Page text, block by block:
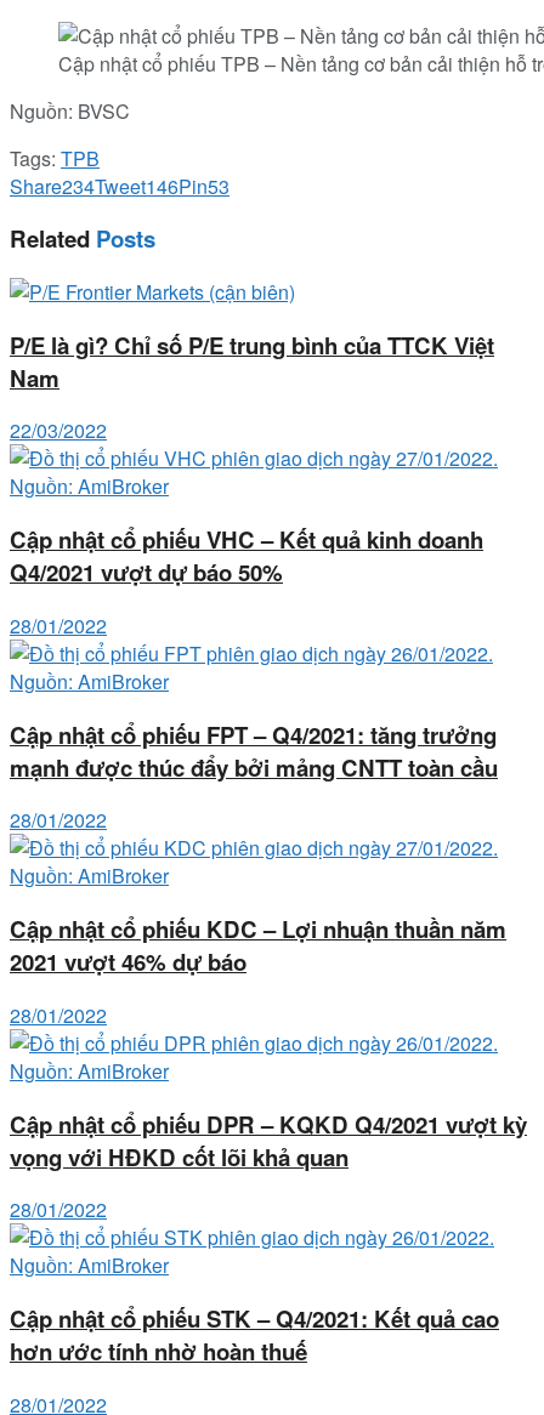
Cập nhật cổ phiếu TPB – Nền tảng cơ bản cải thiện hỗ
Nguồn: BVSC
Tags: TPB
Share234Tweet146Pin53
Related Posts
P/E là gì? Chỉ số P/E trung bình của TTCK Việt
Nam
22/03/2022
Cập nhật cổ phiếu VHC – Kết quả kinh doanh
Q4/2021 vượt dự báo 50%
28/01/2022
Cập nhật cổ phiếu FPT – Q4/2021: tăng trưởng
mạnh được thúc đẩy bởi mảng CNTT toàn cầu
28/01/2022
Cập nhật cổ phiếu KDC – Lợi nhuận thuần năm
2021 vượt 46% dự báo
28/01/2022
Cập nhật cổ phiếu DPR – KQKD Q4/2021 vượt kỳ
vọng với HĐKD cốt lõi khả quan
28/01/2022
Cập nhật cổ phiếu STK – Q4/2021: Kết quả cao
hơn ước tính nhờ hoàn thuế
28/01/2022